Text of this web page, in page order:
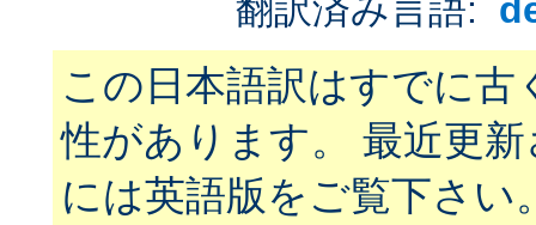
翻訳済み言語:
この日本語訳はすでに古
性があります。 最近更
には英語版をご覧下さい